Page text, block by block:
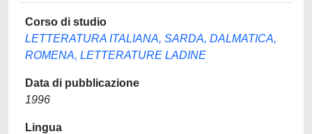
Corso di studio
LETTERATURA ITALIANA, SARDA, DALMATICA,
ROMENA, LETTERATURE LADINE
Data di pubblicazione
1996
Lingua